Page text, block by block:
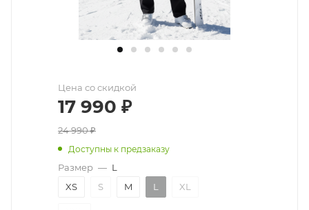
Цена со скидкой
17 990 ₽
24 990₽
Доступны к предзаказу
Размер — L
XS
S M L XL